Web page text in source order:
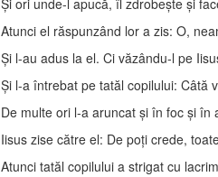
Şi ori unde-l apucă, îl zdrobeşte şi
Atunci el răspunzând lor a zis: O,
Şi l-au adus la el. Ci văzându-l pe
Şi l-a întrebat pe tatăl copilului: Câtă
De multe ori l-a aruncat şi în foc şi
Iisus zise către el: De poţi crede,
Atunci tatăl copilului a strigat cu